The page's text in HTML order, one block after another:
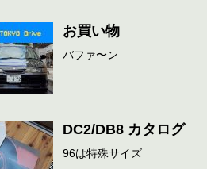
お買い物
バファ〜ン
DC2/DB8 カタログ
96は特殊サイズ